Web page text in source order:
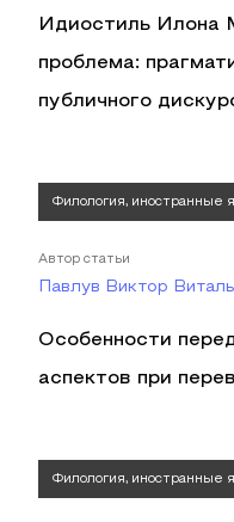
Идиостиль Илона
проблема:
публичного
Филология, иностранные
Автор статьи
Павлув Виктор
Особенности
аспектов при
Филология, иностранные